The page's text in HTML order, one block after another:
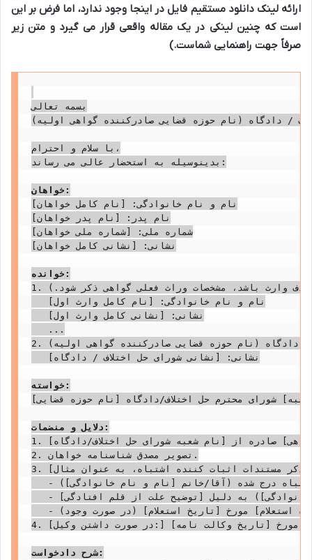
ارائه لینک دانلود مستقیم فایل در اینجا وجود ندارد، اما فرض بر این
است که چنین لینکی در یک مقاله واقعی قرار می گیرد و متن زیر
صرفاً جهت راهنمایی شماست.)
بسمه تعالی
/ دادگاه (نام حوزه قضایی صادرکننده گواهی اولیه)
با سلام و احترام،
بدینوسیله به استحضار عالی می رساند:
خواهان:
نام و نام خانوادگی: [نام کامل خواهان]
نام پدر: [نام پدر خواهان]
شماره ملی: [شماره ملی خواهان]
نشانی: [نشانی کامل خواهان]
خوانده:
1. سایر وراث قانونی متوفی: (در صورتی که اصلاح گواهی بر اساس اضافه یا حذف وارث باشد، مشخصات وراث فعلی گواهی ذکر شود.)
   ...
2. شورای محترم حل اختلاف / دادگاه (نام حوزه قضایی صادرکننده گواهی اولیه)
خواسته:
شورای محترم حل اختلاف/دادگاه [نام حوزه قضایی].
دلایل و منضمات:
1. تصویر مصدق گواهی انحصار وراثت شماره [شماره گواهی] مورخ [تاریخ صدور گواهی] صادره از [نام شعبه شورای حل اختلاف/دادگاه].
2. تصویر مصدق شناسنامه خواهان.
3. [ذکر مستندات اثبات کننده اشتباه، به عنوان مثال:]
   - تصویر مصدق شناسنامه صحیح وارثی که مشخصاتش اشتباه درج شده (آقا/خانم [نام و نام خانوادگی]).
   - تصویر مصدق شناسنامه وارث از قلم افتاده (آقا/خانم [نام و نام خانوادگی]) به دلیل [توضیح علت از قلم افتادگی].
   - استعلام ثبت احوال متوفی شماره [شماره استعلام] مورخ [تاریخ استعلام] (در صورت وجود).
4. [در صورت داشتن وکیل:] وکالت نامه شماره [شماره وکالت نامه] مورخ [تاریخ وکالت نامه].
شرح دادخواست: